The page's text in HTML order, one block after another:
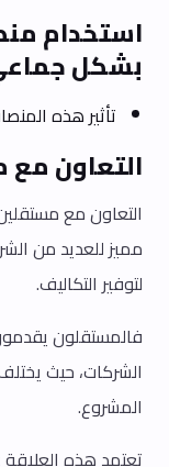
استخدام
بشكل
تأثير هذه
التعاون
التعاون مع
مميز للعديد من
لتوفير التكاليف.
فالمستقلون
الشركات، حيث
المشروع.
تعتمد هذه